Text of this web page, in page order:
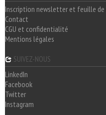
Inscription newsletter et feuille de
Contact
CGU et confidentialité
Mentions légales
SUIVEZ-NOUS
LinkedIn
Facebook
Twitter
Instagram